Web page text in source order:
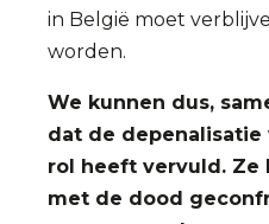
in België moet
worden.
We kunnen dus,
dat de depenalisatie
rol heeft vervuld.
met de dood